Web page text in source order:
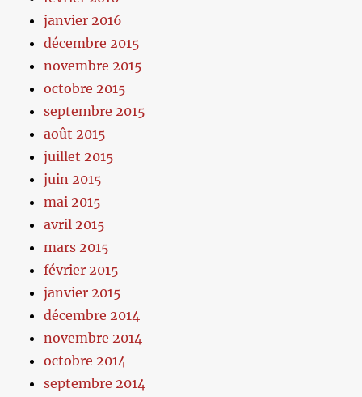
janvier 2016
décembre 2015
novembre 2015
octobre 2015
septembre 2015
août 2015
juillet 2015
juin 2015
mai 2015
avril 2015
mars 2015
février 2015
janvier 2015
décembre 2014
novembre 2014
octobre 2014
septembre 2014